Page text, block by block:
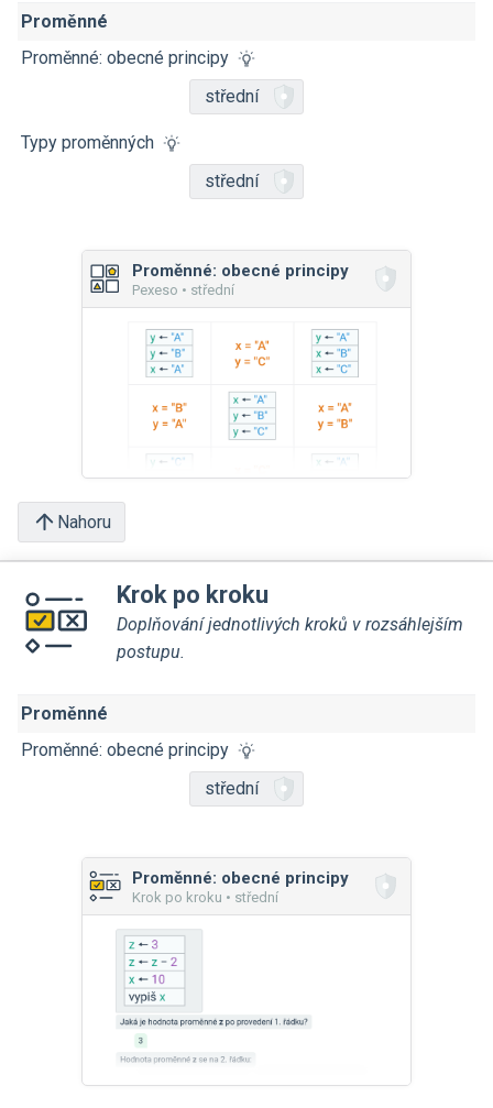
Proměnné
Proměnné: obecné principy
střední
Typy proměnných
střední
Proměnné: obecné principy
Pexeso • střední
Nahoru
Krok po kroku
Doplňování jednotlivých kroků v rozsáhlejším
postupu.
Proměnné
Proměnné: obecné principy
střední
Proměnné: obecné principy
Krok po kroku • střední